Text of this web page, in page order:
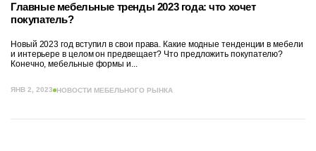
Главные мебельные тренды 2023 года: что хочет
покупатель?
Новый 2023 год вступил в свои права. Какие модные тенденции в мебели
и интерьере в целом он предвещает? Что предложить покупателю?
Конечно, мебельные формы и...
ЯНВ 2, 2023 НОВОСТИ МЕБЕЛЬНОГО РЫНКА